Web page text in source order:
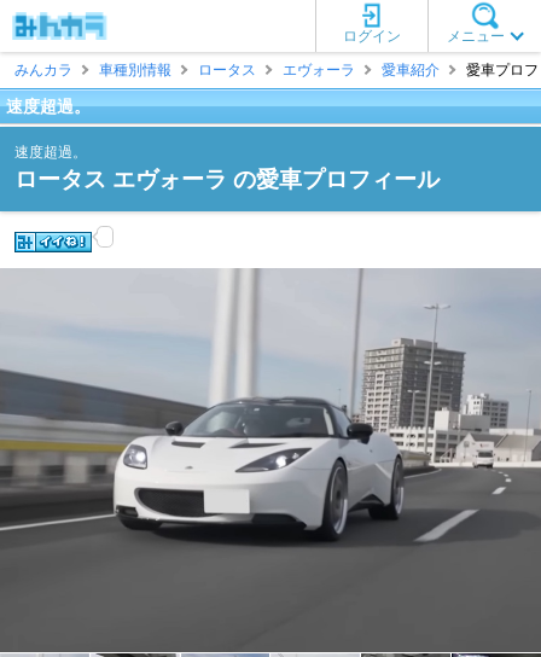
メニュー
ログイン
みんカラ
車種別情報 ロータス エヴォーラ 愛車紹介 愛車プロ
速度超過。
速度超過。
ロータス エヴォーラ の愛車プロフィール